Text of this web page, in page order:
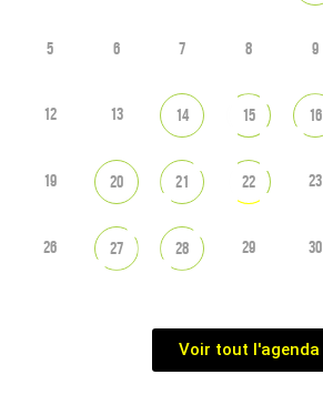
5 6 7 8 9
12 13 14 15 16
19 20 21 22 23
26 27 28 29 30
Voir tout l'agenda